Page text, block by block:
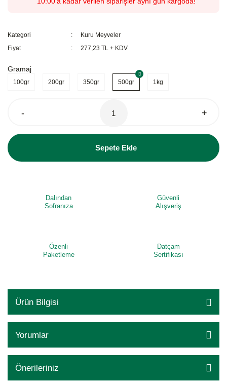
Kategori
Kuru Meyveler
Fiyat
277,23 TL + KDV
Gramaj
100gr 200gr 350gr 500gr 1kg
- +
Sepete Ekle
Dalından
Sofranıza
Güvenli
Alışveriş
Özenli
Paketleme
Datçam
Sertifikası
Ürün Bilgisi
Yorumlar
Önerileriniz